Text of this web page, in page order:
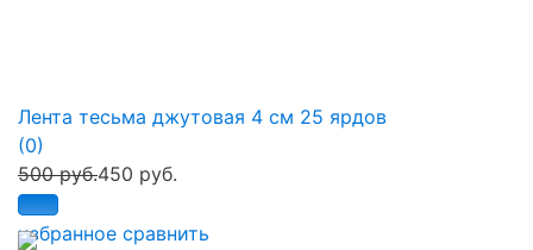
избранное сравнить
Лента тесьма джутовая 4 см 25 ярдов
(0)
500 руб.450 руб.